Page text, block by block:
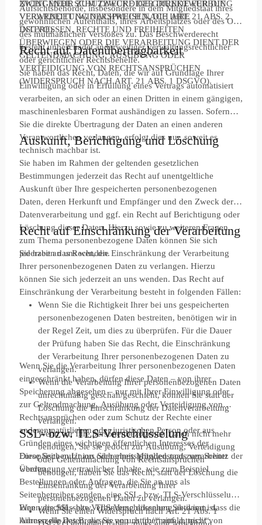
ZWINGENDE SCHUTZWÜRDIGE GRÜNDE FÜR DIE
VERARBEITUNG NACHWEISEN, DIE IHRE
INTERESSEN, RECHTE UND FREIHEITEN
ÜBERWIEGEN ODER DIE VERARBEITUNG DIENT DER
GELTENDMACHUNG, AUSÜBUNG ODER
VERTEIDIGUNG VON RECHTSANSPRÜCHEN
(WIDERSPRUCH NACH ART. 21 ABS. 1 DSGVO).
NICHT MEHR ZUM ZWECKE DER DIREKTWERBUNG
VERWENDET (WIDERSPRUCH NACH ART. 21 ABS. 2
DSGVO).
Aufsichtsbehörde, insbesondere in dem Mitgliedstaat ihres
gewöhnlichen Aufenthalts, ihres Arbeitsplatzes oder des Orts
des mutmaßlichen Verstoßes zu. Das Beschwerderecht
besteht unbeschadet anderweitiger verwaltungsrechtlicher
oder gerichtlicher Rechtsbehelfe.
Recht auf Daten­übertrag­barkeit
Sie haben das Recht, Daten, die wir auf Grundlage Ihrer
Einwilligung oder in Erfüllung eines Vertrags automatisiert
verarbeiten, an sich oder an einen Dritten in einem gängigen,
maschinenlesbaren Format aushändigen zu lassen. Sofern
Sie die direkte Übertragung der Daten an einen anderen
Verantwortlichen verlangen, erfolgt dies nur, soweit es
technisch machbar ist.
Auskunft, Berichtigung und Löschung
Sie haben im Rahmen der geltenden gesetzlichen
Bestimmungen jederzeit das Recht auf unentgeltliche
Auskunft über Ihre gespeicherten personenbezogenen
Daten, deren Herkunft und Empfänger und den Zweck der
Datenverarbeitung und ggf. ein Recht auf Berichtigung oder
Löschung dieser Daten. Hierzu sowie zu weiteren Fragen
zum Thema personenbezogene Daten können Sie sich
jederzeit an uns wenden.
Recht auf Einschränkung der Verarbeitung
Sie haben das Recht, die Einschränkung der Verarbeitung
Ihrer personenbezogenen Daten zu verlangen. Hierzu
können Sie sich jederzeit an uns wenden. Das Recht auf
Einschränkung der Verarbeitung besteht in folgenden Fällen:
Wenn Sie die Richtigkeit Ihrer bei uns gespeicherten
personenbezogenen Daten bestreiten, benötigen wir in
der Regel Zeit, um dies zu überprüfen. Für die Dauer
der Prüfung haben Sie das Recht, die Einschränkung
der Verarbeitung Ihrer personenbezogenen Daten zu
verlangen.
Wenn die Verarbeitung Ihrer personenbezogenen Daten
unrechtmäßig geschah/geschieht, können Sie statt der
Löschung die Einschränkung der Datenverarbeitung
verlangen.
Wenn wir Ihre personenbezogenen Daten nicht mehr
benötigen, Sie sie jedoch zur Ausübung, Verteidigung
oder Geltendmachung von Rechtsansprüchen
benötigen, haben Sie das Recht, statt der Löschung die
Einschränkung der Verarbeitung Ihrer
personenbezogenen Daten zu verlangen.
Wenn Sie einen Widerspruch nach Art. 21 Abs. 1
Wenn Sie die Verarbeitung Ihrer personenbezogenen Daten
eingeschränkt haben, dürfen diese Daten – von ihrer
Speicherung abgesehen – nur mit Ihrer Einwilligung oder
zur Geltendmachung, Ausübung oder Verteidigung von
Rechtsansprüchen oder zum Schutz der Rechte einer
anderen natürlichen oder juristischen Person oder aus
Gründen eines wichtigen öffentlichen Interesses der
Europäischen Union oder eines Mitgliedstaats verarbeitet
werden.
SSL- bzw. TLS-Verschlüsselung
Diese Seite nutzt aus Sicherheitsgründen und zum Schutz der
Übertragung vertraulicher Inhalte, wie zum Beispiel
Bestellungen oder Anfragen, die Sie an uns als
Seitenbetreiber senden, eine SSL- bzw. TLS-Verschlüsselung.
Eine verschlüsselte Verbindung erkennen Sie daran, dass die
Adresszeile des Browsers von „http://“ auf „https://“
Wenn die SSL- bzw. TLS-Verschlüsselung aktiviert ist,
können die Daten, die Sie an uns übermitteln, nicht von